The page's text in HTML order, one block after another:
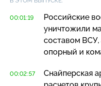
00:01:19
Российские
уничтожили
составом ВСУ,
опорный и
00:02:57
Снайперская